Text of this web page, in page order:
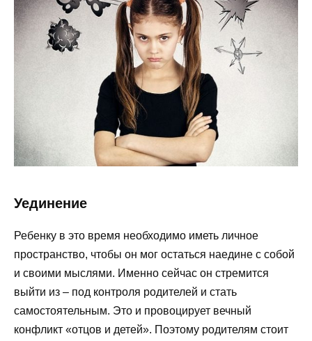
Уединение
Ребенку в это время необходимо иметь личное
пространство, чтобы он мог остаться наедине с собой
и своими мыслями. Именно сейчас он стремится
выйти из – под контроля родителей и стать
самостоятельным. Это и провоцирует вечный
конфликт «отцов и детей». Поэтому родителям стоит